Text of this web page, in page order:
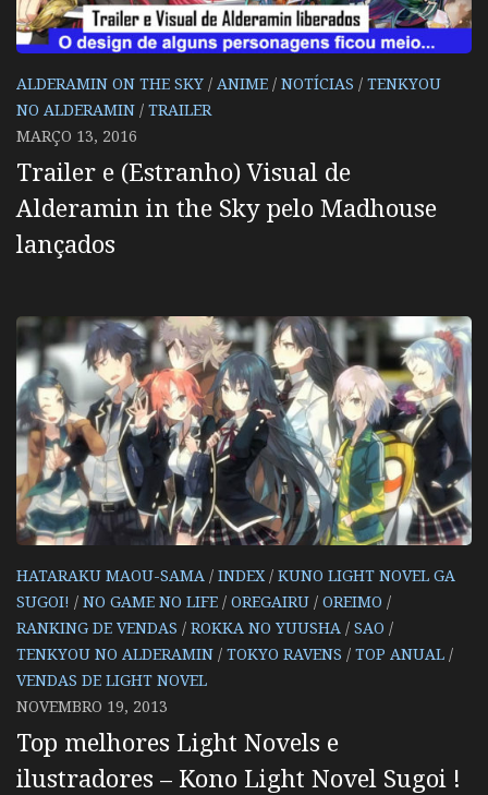
ALDERAMIN ON THE SKY / ANIME / NOTÍCIAS / TENKYOU
NO ALDERAMIN / TRAILER
MARÇO 13, 2016
Trailer e (Estranho) Visual de
Alderamin in the Sky pelo Madhouse
lançados
HATARAKU MAOU-SAMA / INDEX / KUNO LIGHT NOVEL GA
SUGOI! / NO GAME NO LIFE / OREGAIRU / OREIMO /
RANKING DE VENDAS / ROKKA NO YUUSHA / SAO /
TENKYOU NO ALDERAMIN / TOKYO RAVENS / TOP ANUAL /
VENDAS DE LIGHT NOVEL
NOVEMBRO 19, 2013
Top melhores Light Novels e
ilustradores – Kono Light Novel Sugoi !